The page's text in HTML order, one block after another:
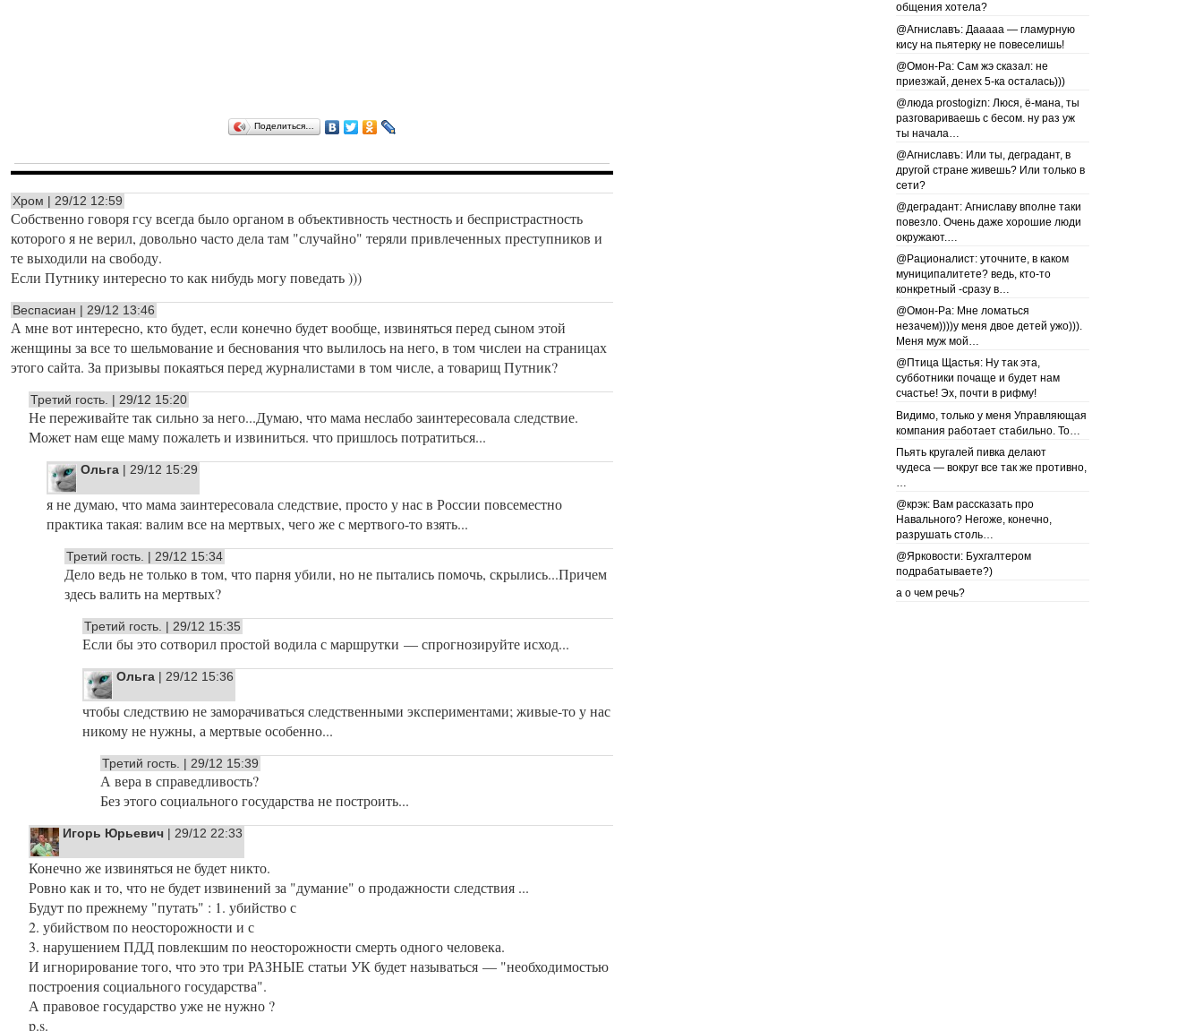
Поделиться…
Хром | 29/12 12:59
Собственно говоря гсу всегда было органом в объективность честность и беспристрастность
которого я не верил, довольно часто дела там "случайно" теряли привлеченных преступников и
те выходили на свободу.
Если Путнику интересно то как нибудь могу поведать )))
Веспасиан | 29/12 13:46
А мне вот интересно, кто будет, если конечно будет вообще, извиняться перед сыном этой
женщины за все то шельмование и беснования что вылилось на него, в том числеи на страницах
этого сайта. За призывы покаяться перед журналистами в том числе, а товарищ Путник?
Третий гость. | 29/12 15:20
Не переживайте так сильно за него...Думаю, что мама неслабо заинтересовала следствие.
Может нам еще маму пожалеть и извиниться. что пришлось потратиться...
Ольга | 29/12 15:29
я не думаю, что мама заинтересовала следствие, просто у нас в России повсеместно
практика такая: валим все на мертвых, чего же с мертвого-то взять...
Третий гость. | 29/12 15:34
Дело ведь не только в том, что парня убили, но не пытались помочь, скрылись...Причем
здесь валить на мертвых?
Третий гость. | 29/12 15:35
Если бы это сотворил простой водила с маршрутки — спрогнозируйте исход...
Ольга | 29/12 15:36
чтобы следствию не заморачиваться следственными экспериментами; живые-то у нас
никому не нужны, а мертвые особенно...
Третий гость. | 29/12 15:39
А вера в справедливость?
Без этого социального государства не построить...
Игорь Юрьевич | 29/12 22:33
Конечно же извиняться не будет никто.
Ровно как и то, что не будет извинений за "думание" о продажности следствия ...
Будут по прежнему "путать" : 1. убийство с
2. убийством по неосторожности и с
3. нарушением ПДД повлекшим по неосторожности смерть одного человека.
И игнорирование того, что это три РАЗНЫЕ статьи УК будет называться — "необходимостью
построения социального государства".
А правовое государство уже не нужно ?
p.s.
общения хотела?
@Агниславъ: Дааааа — гламурную
кису на пьятерку не повеселишь!
@Омон-Ра: Сам жэ сказал: не
приезжай, денех 5-ка осталась)))
@люда prostogizn: Люся, ё-мана, ты
разговариваешь с бесом. ну раз уж
ты начала…
@Агниславъ: Или ты, деградант, в
другой стране живешь? Или только в
сети?
@деградант: Агниславу вполне таки
повезло. Очень даже хорошие люди
окружают.…
@Рационалист: уточните, в каком
муниципалитете? ведь, кто-то
конкретный -сразу в…
@Омон-Ра: Мне ломаться
незачем))))у меня двое детей ужо))).
Меня муж мой…
@Птица Щастья: Ну так эта,
субботники почаще и будет нам
счастье! Эх, почти в рифму!
Видимо, только у меня Управляющая
компания работает стабильно. То…
Пьять кругалей пивка делают
чудеса — вокруг все так же противно,
@крэк: Вам рассказать про
Навального? Негоже, конечно,
разрушать столь…
@Ярковости: Бухгалтером
подрабатываете?)
а о чем речь?